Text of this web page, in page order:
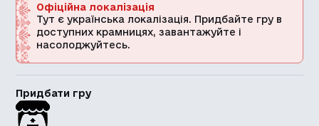
Офіційна локалізація
Тут є українська локалізація. Придбайте гру в
доступних крамницях, завантажуйте і
насолоджуйтесь.
Придбати гру